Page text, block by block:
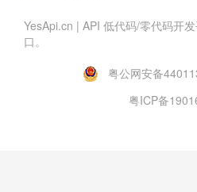
YesApi.cn | API 低代码/零代码开
口。
粤公网安备
粤ICP备